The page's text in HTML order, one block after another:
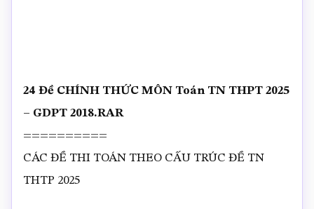
24 Đề CHÍNH THỨC MÔN Toán TN THPT 2025
– GDPT 2018.RAR
==========
CÁC ĐỀ THI TOÁN THEO CẤU TRÚC ĐỀ TN
THTP 2025